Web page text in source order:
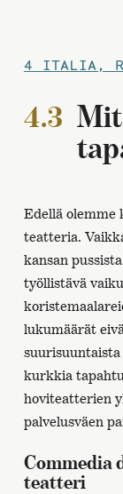
4 ITALIA,
4.3
Edellä olemme
teatteria.
kansan
työllistävä
lukumäärät
kurkkia
hoviteatterien
palvelusväen
Commedia
teatteri